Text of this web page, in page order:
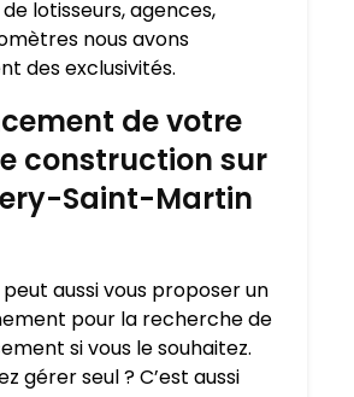
lotisseurs, agences,
nous avons
des exclusivités.
de votre
construction sur
Saint-Martin
aussi vous proposer un
pour la recherche de
si vous le souhaitez.
gérer seul ? C’est aussi